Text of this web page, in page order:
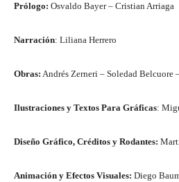
Prólogo: Osvaldo Bayer – Cristian Arriaga
Narración: Liliana Herrero
Obras: Andrés Zerneri – Soledad Belcuore
Ilustraciones y Textos Para Gráficas:
Diseño Gráfico, Créditos y Rodantes:
Animación y Efectos Visuales: Diego